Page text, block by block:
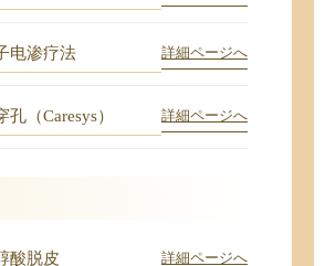
电渗疗法 詳細ページへ
孔（Caresys） 詳細ページへ
酸脱皮 詳細ページへ